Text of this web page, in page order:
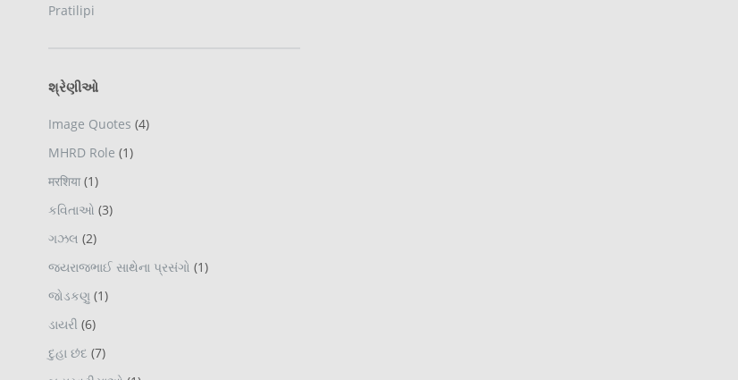
Pratilipi
શ્રેણીઓ
Image Quotes (4)
MHRD Role (1)
मरशिया(1)
કવિતાઓ (3)
ગઝલ (2)
જયરાજભાઈ સાથેના પ્રસંગો (1)
જોડકણુ (1)
ડાયરી (6)
દુહા છંદ (7)